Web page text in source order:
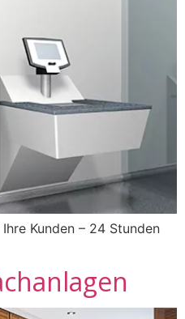
Kunden – 24 Stunden